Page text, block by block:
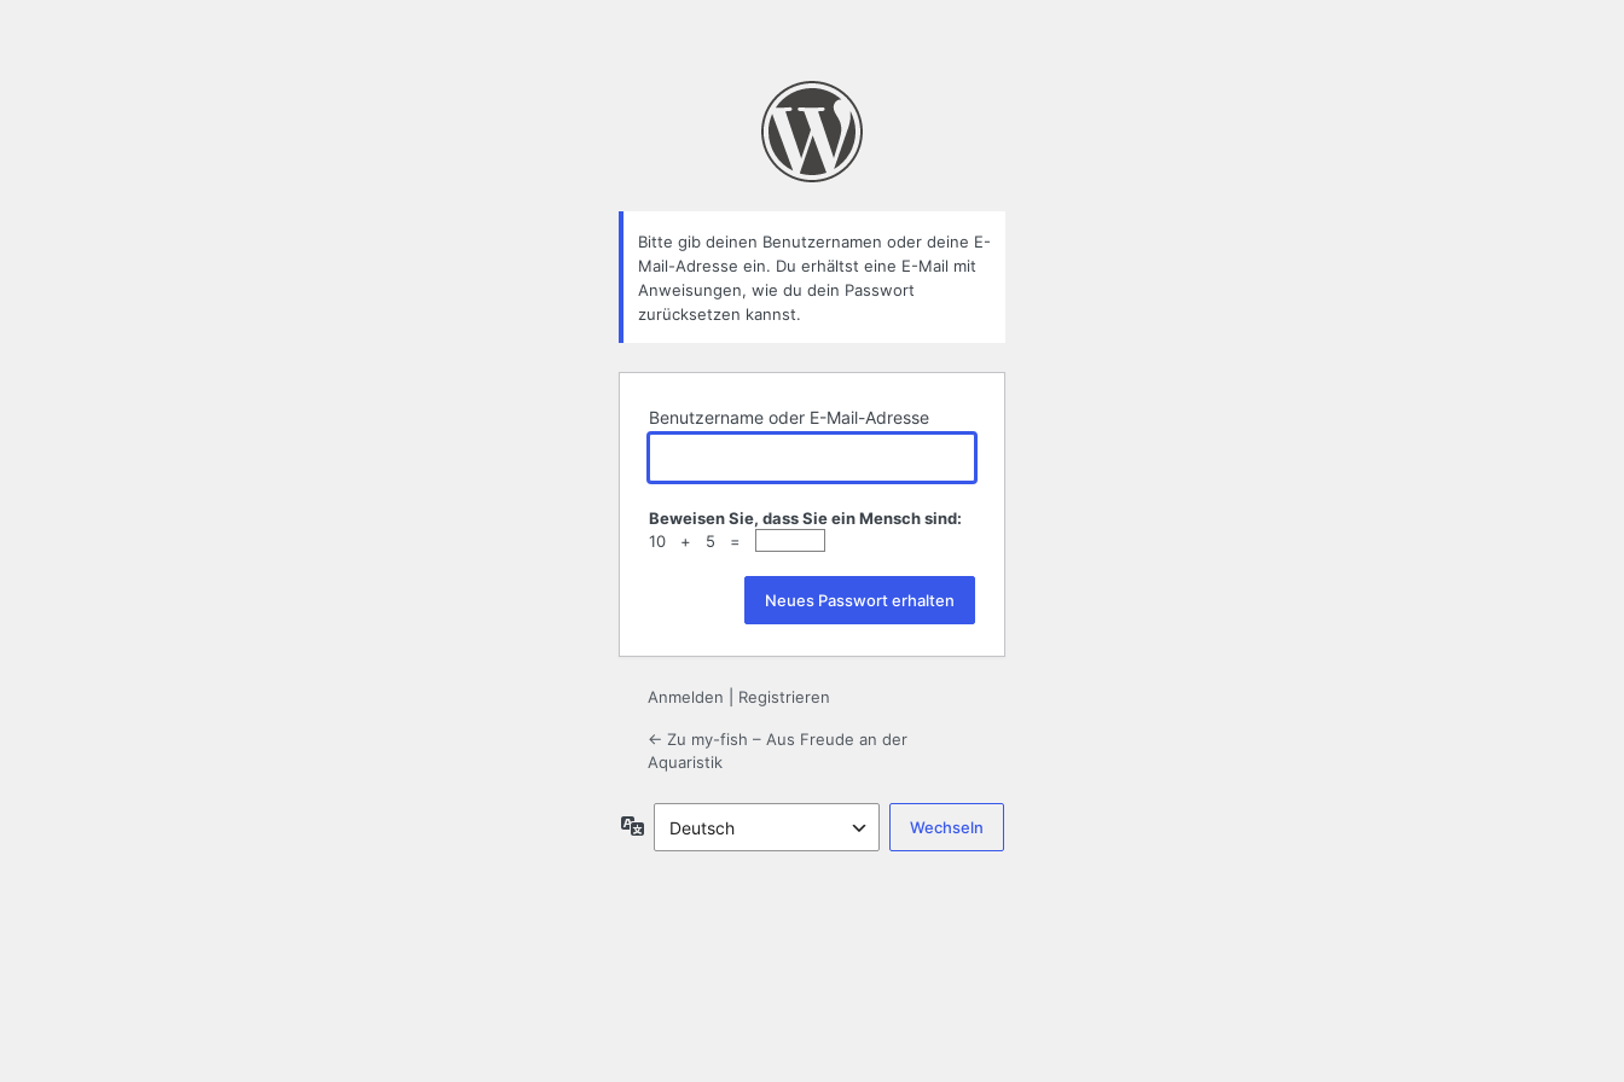
Bitte gib deinen Benutzernamen oder deine E-
Mail-Adresse ein. Du erhältst eine E-Mail mit
Anweisungen, wie du dein Passwort
zurücksetzen kannst.
Benutzername oder E-Mail-Adresse
Beweisen Sie, dass Sie ein Mensch sind:
10 + 5 =
Anmelden Registrieren
← Zu my-fish – Aus Freude an der
Aquaristik
Sprache